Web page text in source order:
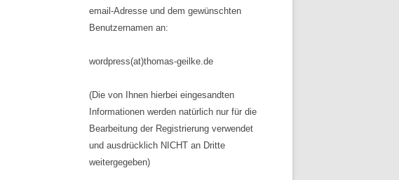
email-Adresse und dem gewünschten
Benutzernamen an:
wordpress(at)thomas-geilke.de
(Die von Ihnen hierbei eingesandten
Informationen werden natürlich nur für die
Bearbeitung der Registrierung verwendet
und ausdrücklich NICHT an Dritte
weitergegeben)